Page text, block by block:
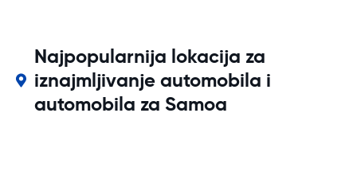
Najpopularnija lokacija za
iznajmljivanje automobila i
automobila za Samoa